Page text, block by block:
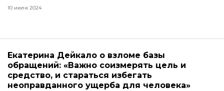
10 июля 2024
Екатерина Дейкало о взломе базы
обращений: «Важно соизмерять цель и
средство, и стараться избегать
неоправданного ущерба для человека»